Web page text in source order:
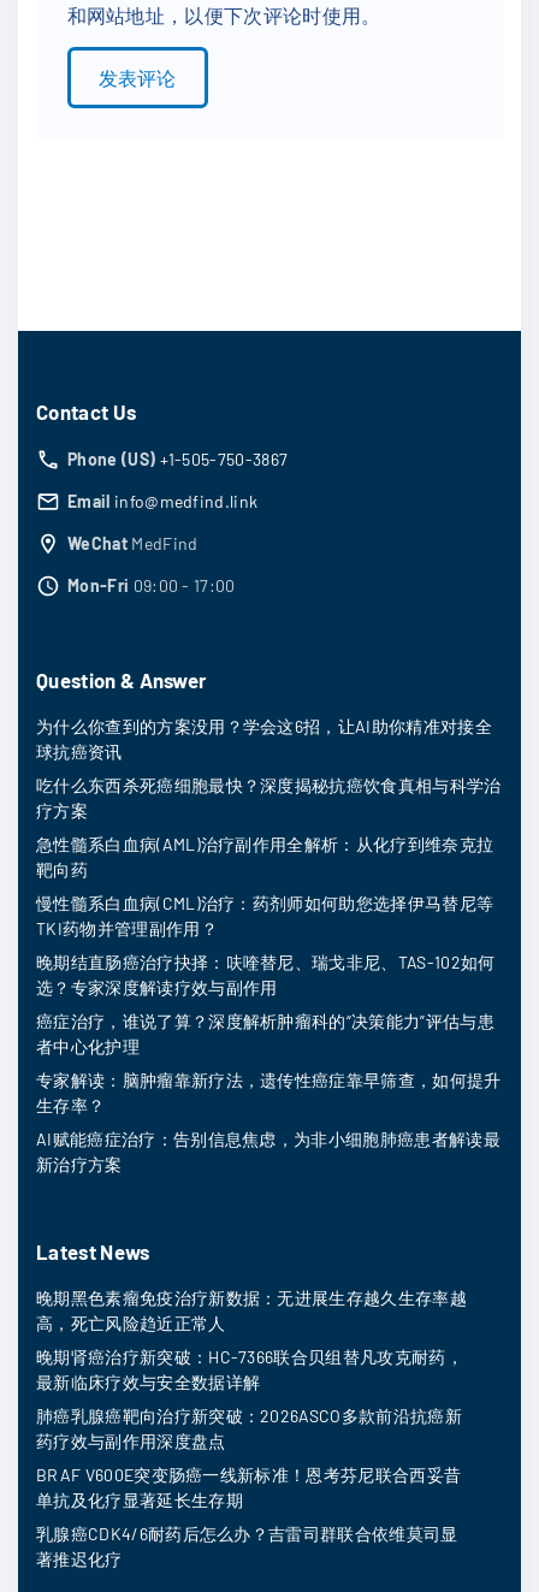
i
l
和网站地址，以便下次评论时使用。
Contact Us
Phone (US) +1-505-750-3867
Email info@medfind.link
WeChat MedFind
Mon-Fri 09:00 - 17:00
Question & Answer
为什么你查到的方案没用？学会这6招，让AI助你精准对接全
球抗癌资讯
吃什么东西杀死癌细胞最快？深度揭秘抗癌饮食真相与科学治
疗方案
急性髓系白血病(AML)治疗副作用全解析：从化疗到维奈克拉
靶向药
慢性髓系白血病(CML)治疗：药剂师如何助您选择伊马替尼等
TKI药物并管理副作用？
晚期结直肠癌治疗抉择：呋喹替尼、瑞戈非尼、TAS-102如何
选？专家深度解读疗效与副作用
癌症治疗，谁说了算？深度解析肿瘤科的“决策能力”评估与患
者中心化护理
专家解读：脑肿瘤靠新疗法，遗传性癌症靠早筛查，如何提升
生存率？
AI赋能癌症治疗：告别信息焦虑，为非小细胞肺癌患者解读最
新治疗方案
Latest News
晚期黑色素瘤免疫治疗新数据：无进展生存越久生存率越
高，死亡风险趋近正常人
晚期肾癌治疗新突破：HC-7366联合贝组替凡攻克耐药，
最新临床疗效与安全数据详解
肺癌乳腺癌靶向治疗新突破：2026ASCO多款前沿抗癌新
药疗效与副作用深度盘点
BRAF V600E突变肠癌一线新标准！恩考芬尼联合西妥昔
单抗及化疗显著延长生存期
乳腺癌CDK4/6耐药后怎么办？吉雷司群联合依维莫司显
著推迟化疗